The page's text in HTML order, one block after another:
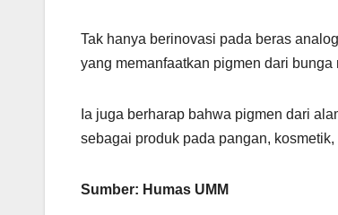
Tak hanya berinovasi pada beras
yang memanfaatkan pigmen dari bunga
Ia juga berharap bahwa pigmen dari
sebagai produk pada pangan,
Sumber: Humas UMM